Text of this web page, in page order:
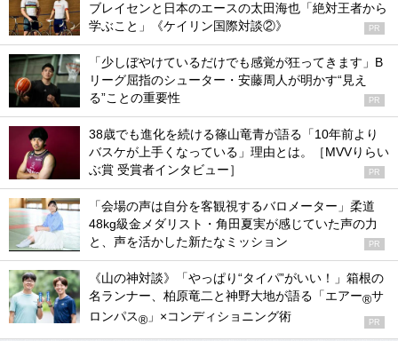
ブレイセンと日本のエースの太田海也「絶対王者から
学ぶこと」《ケイリン国際対談②》
PR
「少しぼやけているだけでも感覚が狂ってきます」B
リーグ屈指のシューター・安藤周人が明かす“見え
る”ことの重要性
PR
38歳でも進化を続ける篠山竜青が語る「10年前より
バスケが上手くなっている」理由とは。［MVVりらい
ぶ賞 受賞者インタビュー］
PR
「会場の声は自分を客観視するバロメーター」柔道
48kg級金メダリスト・角田夏実が感じていた声の力
と、声を活かした新たなミッション
PR
《山の神対談》「やっぱり“タイパ”がいい！」箱根の
名ランナー、柏原竜二と神野大地が語る「エアー®サ
ロンパス® 」×コンディショニング術 PR